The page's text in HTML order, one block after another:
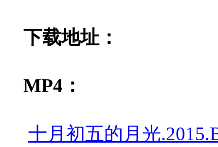
下载地址：
MP4：
十月初五的月光